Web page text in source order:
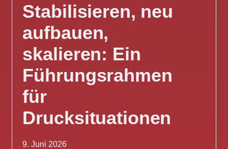
Stabilisieren, neu
aufbauen,
skalieren: Ein
Führungsrahmen
für
Drucksituationen
9. Juni 2026